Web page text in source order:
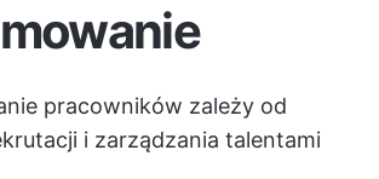
pracowników zależy od
i zarządzania talentami